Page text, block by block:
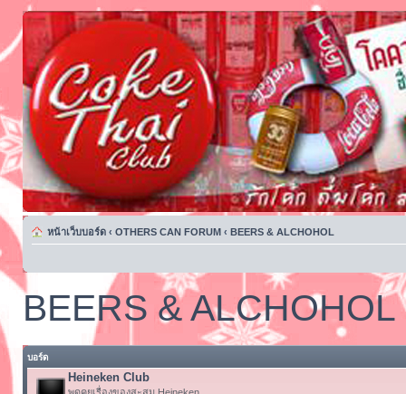
หน้าเว็บบอร์ด ‹ OTHERS CAN FORUM ‹ BEERS & ALCHOHOL
BEERS & ALCHOHOL
บอร์ด
Heineken Club
พูดคุยเรื่องของสะสม Heineken